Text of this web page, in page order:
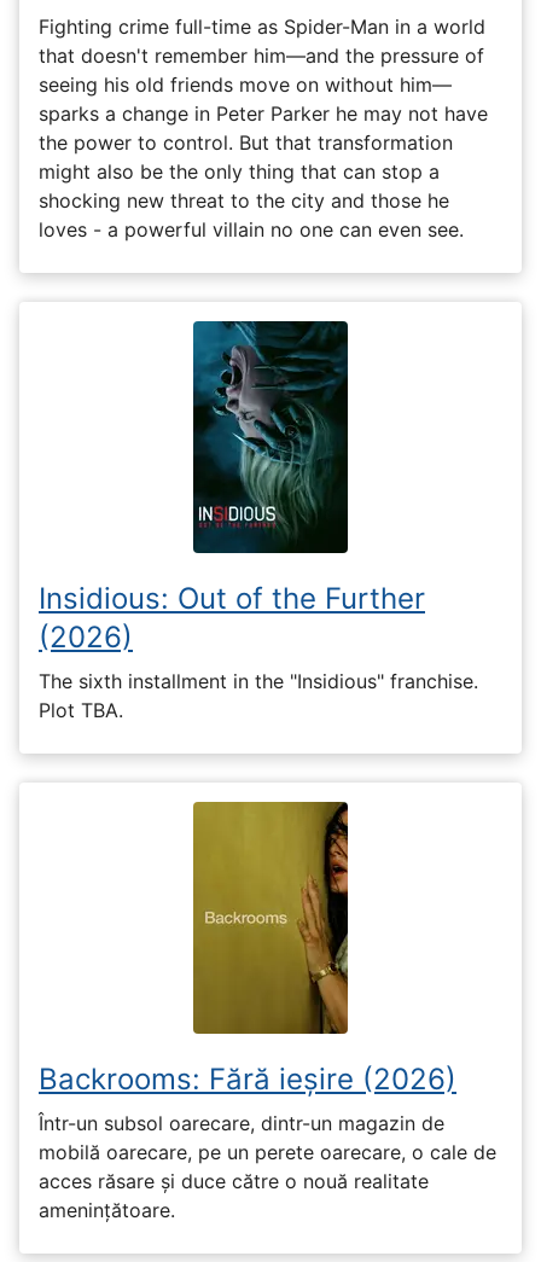
Fighting crime full-time as Spider-Man in a world
that doesn't remember him—and the pressure of
seeing his old friends move on without him—
sparks a change in Peter Parker he may not have
the power to control. But that transformation
might also be the only thing that can stop a
shocking new threat to the city and those he
loves - a powerful villain no one can even see.
Insidious: Out of the Further
(2026)
The sixth installment in the "Insidious" franchise.
Plot TBA.
Backrooms: Fără ieșire (2026)
Într-un subsol oarecare, dintr-un magazin de
mobilă oarecare, pe un perete oarecare, o cale de
acces răsare și duce către o nouă realitate
amenințătoare.